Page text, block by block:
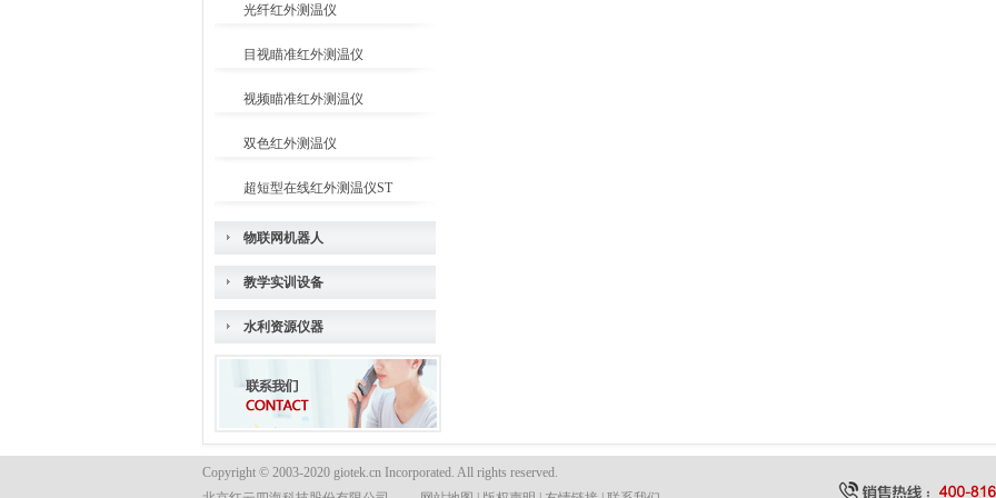
光纤红外测温仪
目视瞄准红外测温仪
视频瞄准红外测温仪
双色红外测温仪
超短型在线红外测温仪ST
物联网机器人
教学实训设备
水利资源仪器
Copyright © 2003-2020 giotek.cn Incorporated. All rights reserved.